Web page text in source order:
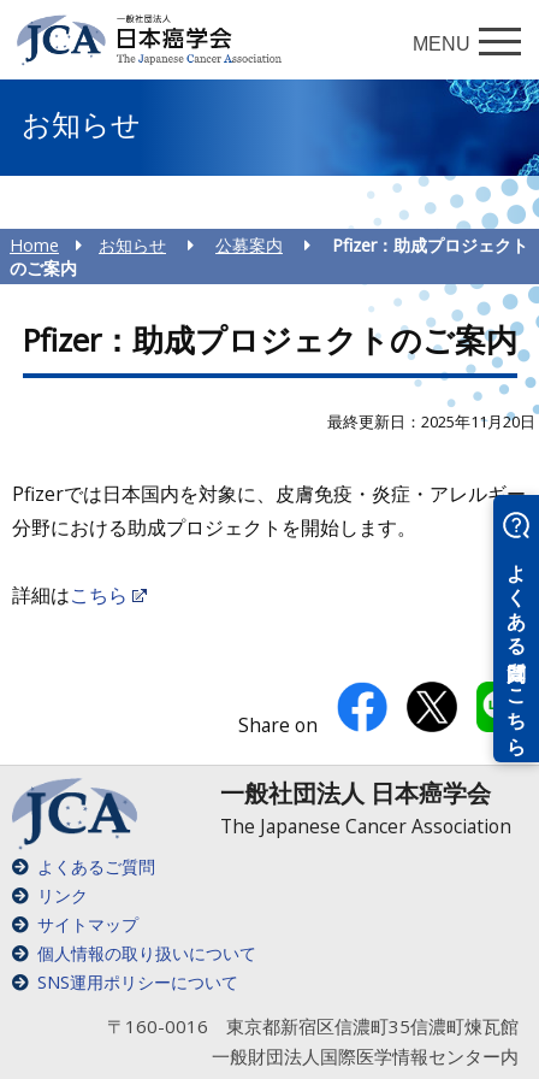
MENU
お知らせ
Home お知らせ 公募案内
Pfizer：助成プロジェクト
のご案内
Pfizer：助成プロジェクトのご案内
最終更新日：2025年11月20日
Pfizerでは日本国内を対象に、皮膚免疫・炎症・アレルギー
分野における助成プロジェクトを開始します。
詳細はこちら
Share on
一般社団法人 日本癌学会
The Japanese Cancer Association
よくあるご質問
リンク
サイトマップ
個人情報の取り扱いについて
SNS運用ポリシーについて
〒160-0016 東京都新宿区信濃町35信濃町煉瓦館
一般財団法人国際医学情報センター内